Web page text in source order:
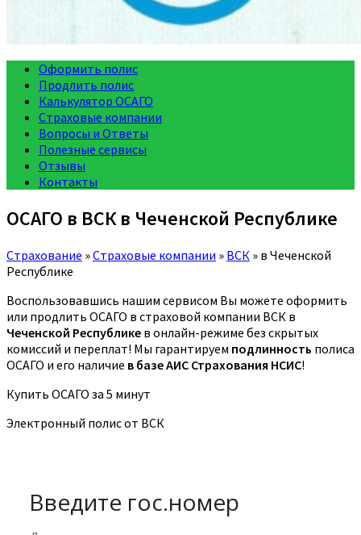
Оформить полис
Продлить полис
Калькулятор ОСАГО
Страховые компании
Вопросы и Ответы
Полезные сервисы
Отзывы
Контакты
ОСАГО в ВСК в Чеченской Республике
Страхование »Страховые компании » ВСК » в Чеченской
Республике
Воспользовавшись нашим сервисом Вы можете оформить
или продлить ОСАГО в страховой компании ВСК в
Чеченской Республике в онлайн-режиме без скрытых
комиссий и переплат! Мы гарантируем подлинность полиса
ОСАГО и его наличие в базе АИС Страхования НСИС!
Купить ОСАГО за 5 минут
Электронный полис от ВСК